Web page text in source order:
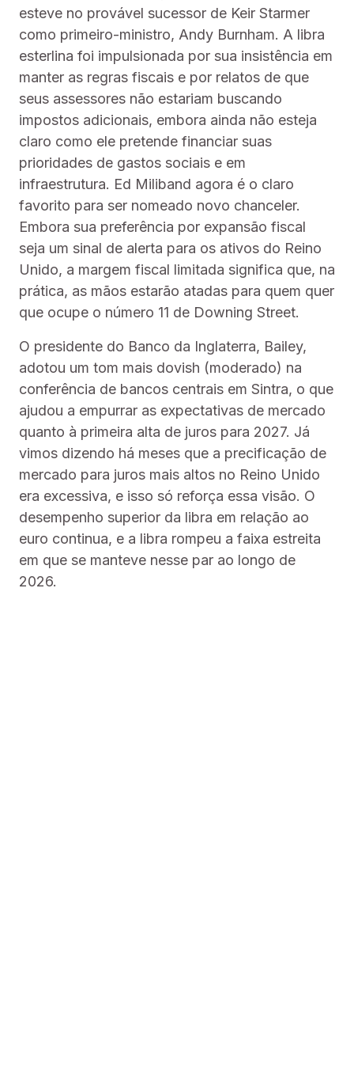
esteve no provável sucessor de Keir Starmer
como primeiro-ministro, Andy Burnham. A libra
esterlina foi impulsionada por sua insistência em
manter as regras fiscais e por relatos de que
seus assessores não estariam buscando
impostos adicionais, embora ainda não esteja
claro como ele pretende financiar suas
prioridades de gastos sociais e em
infraestrutura. Ed Miliband agora é o claro
favorito para ser nomeado novo chanceler.
Embora sua preferência por expansão fiscal
seja um sinal de alerta para os ativos do Reino
Unido, a margem fiscal limitada significa que, na
prática, as mãos estarão atadas para quem quer
que ocupe o número 11 de Downing Street.
O presidente do Banco da Inglaterra, Bailey,
adotou um tom mais dovish (moderado) na
conferência de bancos centrais em Sintra, o que
ajudou a empurrar as expectativas de mercado
quanto à primeira alta de juros para 2027. Já
vimos dizendo há meses que a precificação de
mercado para juros mais altos no Reino Unido
era excessiva, e isso só reforça essa visão. O
desempenho superior da libra em relação ao
euro continua, e a libra rompeu a faixa estreita
em que se manteve nesse par ao longo de
2026.